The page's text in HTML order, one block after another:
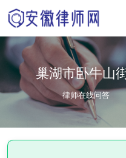
巢湖市卧牛山
律师在线问答